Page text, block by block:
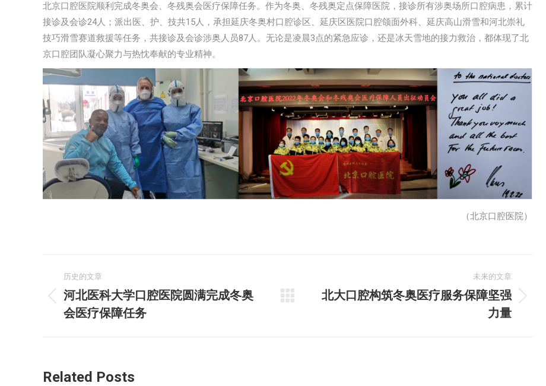
北京口腔医院顺利完成冬奥会、冬残奥会医疗保障任务。作为冬奥、冬残奥定点保障医院，接诊所有涉奥场所口腔病患，累计
接诊及会诊24人；派出医、护、技共15人，承担延庆冬奥村口腔诊区、延庆区医院口腔颌面外科、延庆高山滑雪和河北崇礼
技巧滑雪赛道救援等任务，共接诊及会诊涉奥人员87人。无论是凌晨3点的紧急应诊，还是冰天雪地的接力救治，都体现了北
京口腔团队凝心聚力与热忱奉献的专业精神。
（北京口腔医院）
章
航
历史的文章
历
史
的
河北医科大学口腔医院圆满完成冬奥
会医疗保障任务
未来的文章
的
北大口腔构筑冬奥医疗服务保障坚强
力量
Related Posts